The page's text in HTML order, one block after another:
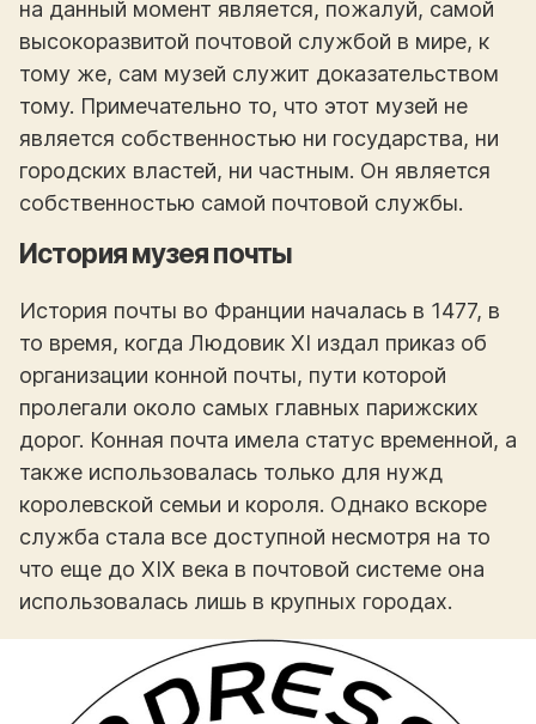
на данный момент является, пожалуй, самой
высокоразвитой почтовой службой в мире, к
тому же, сам музей служит доказательством
тому. Примечательно то, что этот музей не
является собственностью ни государства, ни
городских властей, ни частным. Он является
собственностью самой почтовой службы.
История музея почты
История почты во Франции началась в 1477, в
то время, когда Людовик XI издал приказ об
организации конной почты, пути которой
пролегали около самых главных парижских
дорог. Конная почта имела статус временной, а
также использовалась только для нужд
королевской семьи и короля. Однако вскоре
служба стала все доступной несмотря на то
что еще до XIX века в почтовой системе она
использовалась лишь в крупных городах.